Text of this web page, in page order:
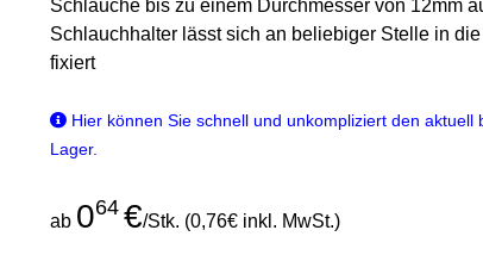
Schläuche bis zu einem Durchmesser von 12mm
Schlauchhalter lässt sich an beliebiger Stelle in
fixiert
Hier können Sie schnell und unkompliziert den
Lager.
ab 064 €/Stk. (0,76€ inkl. MwSt.)